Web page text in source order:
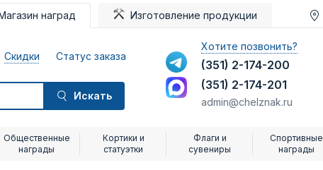
наград Изготовление продукции
Скидки Статус заказа
Искать
Хотите позвонить?
(351) 2-174-200
(351) 2-174-201
admin@chelznak.ru
Общественные
награды
Кортики и
статуэтки
Флаги и
сувениры
Спортивные
награды